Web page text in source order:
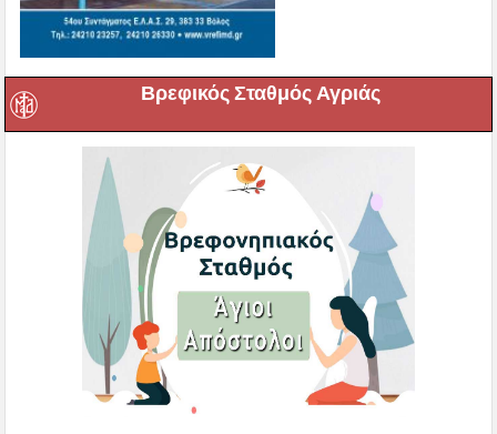
Βρεφικός Σταθμός Αγριάς